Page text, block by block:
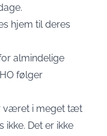
hjem til deres
almindelige
følger
været i meget tæt
ikke. Det er ikke